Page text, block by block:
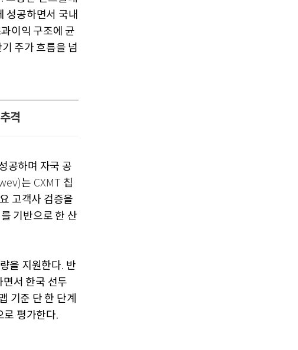
성공하면서 국내
이익 구조에 균
주가 흐름을 넘
추격
공하며 자국 공
는 CXMT 칩
고객사 검증을
를 기반으로 한 산
을 지원한다. 반
서 한국 선두
기준 단 한 단계
로 평가한다.